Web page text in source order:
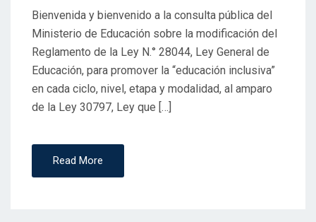
Bienvenida y bienvenido a la consulta pública del
Ministerio de Educación sobre la modificación del
Reglamento de la Ley N.° 28044, Ley General de
Educación, para promover la “educación inclusiva”
en cada ciclo, nivel, etapa y modalidad, al amparo
de la Ley 30797, Ley que […]
Read More